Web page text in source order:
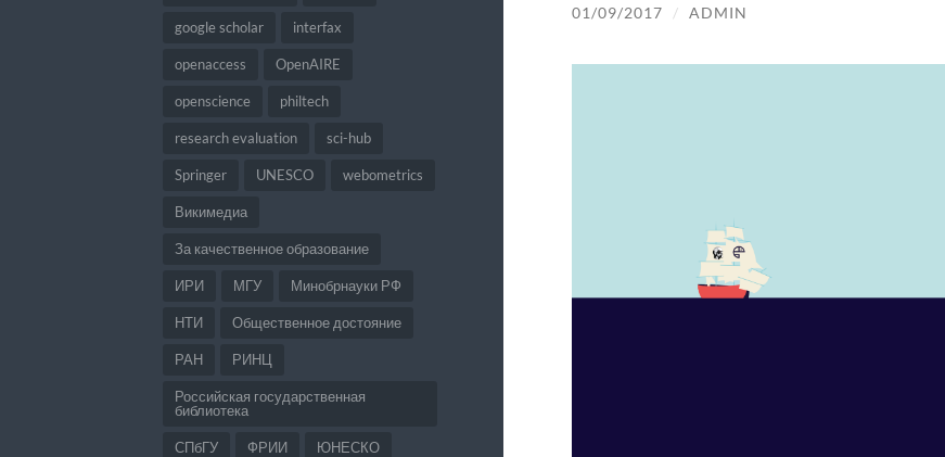
google scholar interfax
openaccess OpenAIRE
openscience philtech
research evaluation sci-hub
Springer UNESCO webometrics
Викимедиа
За качественное образование
ИРИ МГУ Минобрнауки РФ
НТИ Общественное достояние
РАН РИНЦ
Российская государственная
библиотека
СПбГУ ФРИИ ЮНЕСКО
01/09/2017 / ADMIN